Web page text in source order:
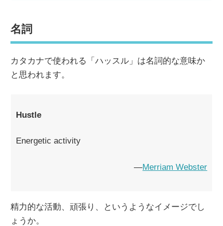
名詞
カタカナで使われる「ハッスル」は名詞的な意味か
と思われます。
Hustle
Energetic activity
―Merriam Webster
精力的な活動、頑張り、というようなイメージでし
ょうか。